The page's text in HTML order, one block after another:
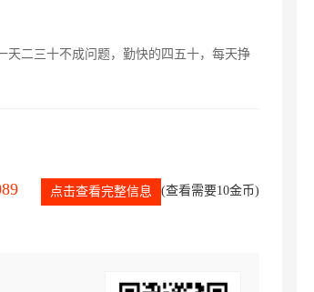
天二三十不成问题，勤快的四五十，每天挣
点击查看完整信息 (查看需要10金币)